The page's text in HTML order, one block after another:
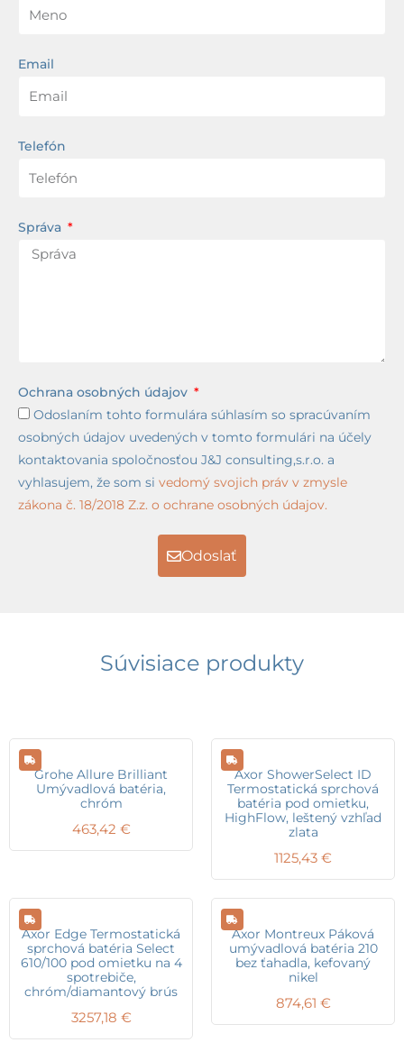
Email
Telefón
Správa
Ochrana osobných údajov
Odoslaním tohto formulára súhlasím so spracúvaním
osobných údajov uvedených v tomto formulári na účely
kontaktovania spoločnosťou J&J consulting,s.r.o. a
vyhlasujem, že som si vedomý svojich práv v zmysle
zákona č. 18/2018 Z.z. o ochrane osobných údajov.
Odoslať
Súvisiace produkty
Grohe Allure Brilliant
Umývadlová batéria,
chróm
463,42 €
Axor ShowerSelect ID
Termostatická sprchová
batéria pod omietku,
HighFlow, leštený vzhľad
zlata
1125,43 €
Axor Edge Termostatická
sprchová batéria Select
610/100 pod omietku na 4
spotrebiče,
chróm/diamantový brús
3257,18 €
Axor Montreux Páková
umývadlová batéria 210
bez ťahadla, kefovaný
nikel
874,61 €